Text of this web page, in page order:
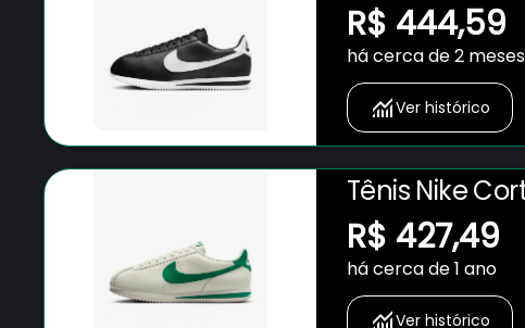
R$ 444,59
há cerca de 2 meses
Ver histórico
Tênis Nike
R$ 427,49
há cerca de 1 ano
Ver histórico